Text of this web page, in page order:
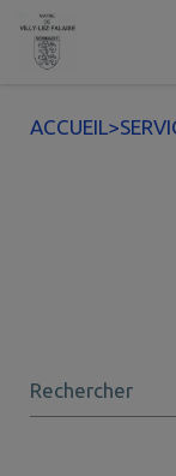
Contenu
ACCUEIL>
Rechercher